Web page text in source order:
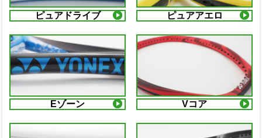
ピュアドライブ ピュアアエロ
Eゾーン Vコア